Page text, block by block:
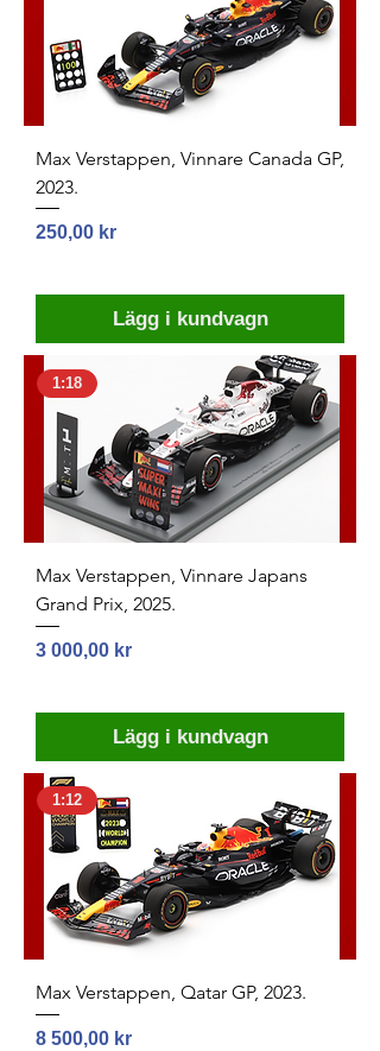
Max Verstappen, Vinnare Canada GP,
2023.
Pris
250,00 kr
Lägg i kundvagn
1:18
Max Verstappen, Vinnare Japans
Grand Prix, 2025.
Pris
3 000,00 kr
Lägg i kundvagn
1:12
Max Verstappen, Qatar GP, 2023.
Pris
8 500,00 kr